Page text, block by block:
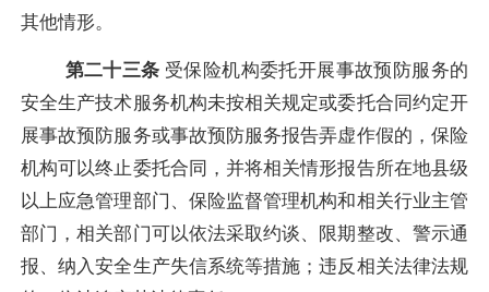
其他情形。
第二十三条 受保险机构委托开展事故预防服务的
安全生产技术服务机构未按相关规定或委托合同约定开
展事故预防服务或事故预防服务报告弄虚作假的，保险
机构可以终止委托合同，并将相关情形报告所在地县级
以上应急管理部门、保险监督管理机构和相关行业主管
部门，相关部门可以依法采取约谈、限期整改、警示通
报、纳入安全生产失信系统等措施；违反相关法律法规